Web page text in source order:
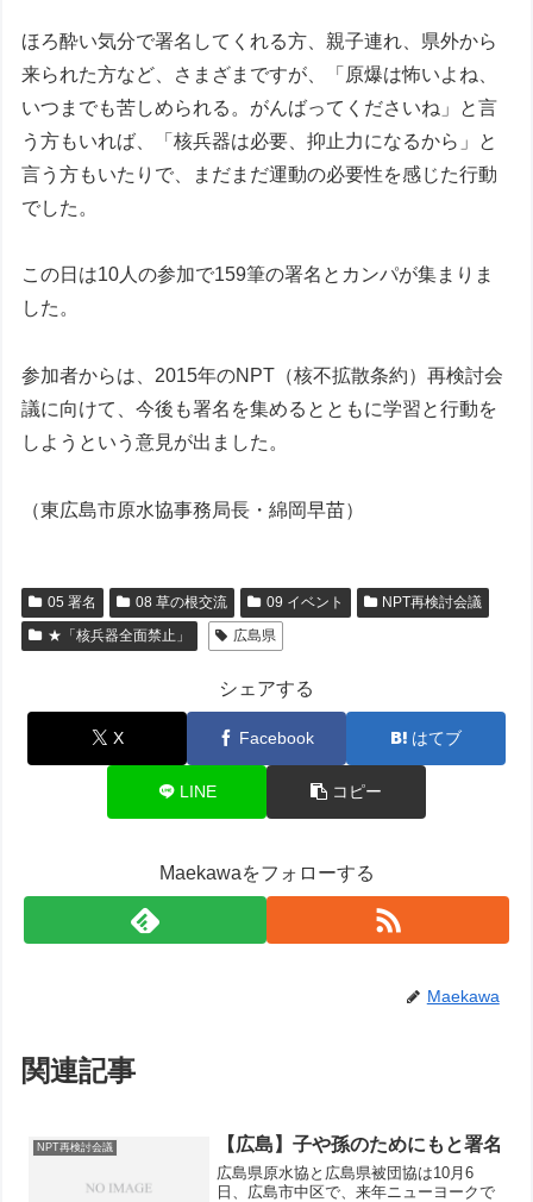
ほろ酔い気分で署名してくれる方、親子連れ、県外から
来られた方など、さまざまですが、「原爆は怖いよね、
いつまでも苦しめられる。がんばってくださいね」と言
う方もいれば、「核兵器は必要、抑止力になるから」と
言う方もいたりで、まだまだ運動の必要性を感じた行動
でした。
この日は10人の参加で159筆の署名とカンパが集まりま
した。
参加者からは、2015年のNPT（核不拡散条約）再検討会
議に向けて、今後も署名を集めるとともに学習と行動を
しようという意見が出ました。
（東広島市原水協事務局長・綿岡早苗）
05 署名 08 草の根交流 09 イベント
NPT再検討会議
★「核兵器全面禁止」
広島県
シェアする
X Facebook はてブ
LINE コピー
Maekawaをフォローする
Maekawa
関連記事
NPT再検討会議 【広島】子や孫のためにもと署名
広島県原水協と広島県被団協は10月6
日、広島市中区で、来年ニューヨークで